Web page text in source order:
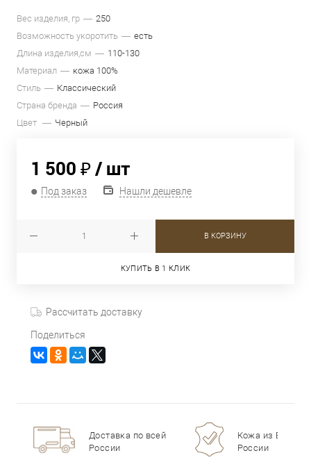
Вес изделия, гр
250
Возможность укоротить
есть
Длина изделия,см
110-130
Материал
кожа 100%
Стиль
Классический
Страна бренда
Россия
Цвет
Черный
1 500 ₽/ шт
Под заказ Нашли дешевле
В КОРЗИНУ
КУПИТЬ В 1 КЛИК
Рассчитать доставку
Поделиться
Доставка по всей
России
Кожа из Европы
России